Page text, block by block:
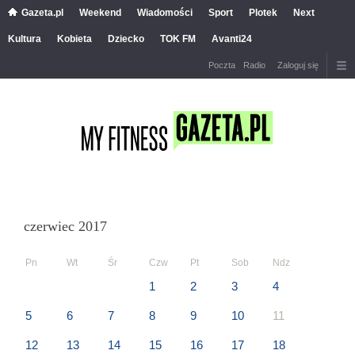
Gazeta.pl Weekend Wiadomości Sport Plotek Next
Kultura Kobieta Dziecko TOK FM Avanti24
Poczta Radio Zaloguj się
czerwiec 2017
Pn Wt Śr Czw Pt Sob Ndz
1 2 3 4
5 6 7 8 9 10 11
12 13 14 15 16 17 18